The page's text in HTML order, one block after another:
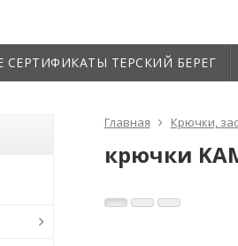
ТЕРСКИЙ БЕРЕГ
Главная Крючки,
крючки